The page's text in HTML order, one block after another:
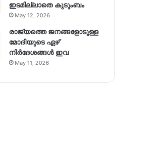
ഇടമില്ലാതെ കുടുംബം
May 12, 2026
രാജ്യത്തെ ജനങ്ങളോടുള്ള
മോദിയുടെ ഏഴ്
നിര്‍ദേശങ്ങള്‍ ഇവ
May 11, 2026